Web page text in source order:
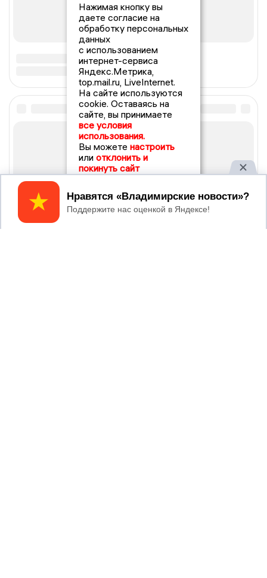
Нажимая кнопку вы
даете согласие на
обработку персональных
данных
с использованием
интернет-сервиса
Яндекс.Метрика,
top.mail.ru, LiveInternet.
На сайте используются
cookie. Оставаясь на
сайте, вы принимаете
все условия
использования.
Вы можете настроить
или отклонить и
покинуть сайт
Принять